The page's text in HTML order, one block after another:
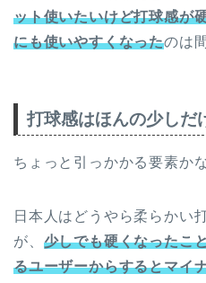
ット使いたいけど打球感が
にも使いやすくなったのは
打球感はほんの少しだ
ちょっと引っかかる要素か
日本人はどうやら柔らかい
が、 少しでも硬くなったこ
るユーザーからするとマイ